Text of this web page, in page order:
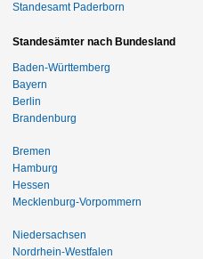
Standesamt Paderborn
Standesämter nach Bundesland
Baden-Württemberg
Bayern
Berlin
Brandenburg
Bremen
Hamburg
Hessen
Mecklenburg-Vorpommern
Niedersachsen
Nordrhein-Westfalen